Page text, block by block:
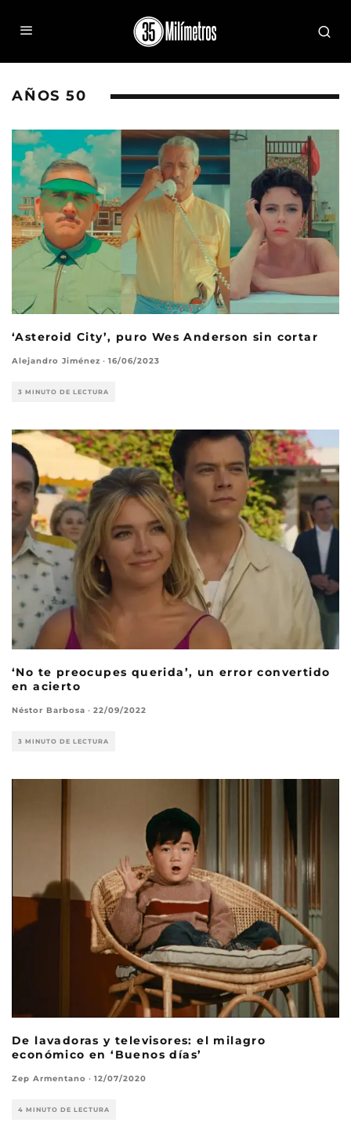
AÑOS 50
‘Asteroid City’, puro Wes Anderson sin cortar
Alejandro Jiménez · 16/06/2023
3 MINUTO DE LECTURA
‘No te preocupes querida’, un error convertido
en acierto
Néstor Barbosa · 22/09/2022
3 MINUTO DE LECTURA
De lavadoras y televisores: el milagro
económico en ‘Buenos días’
Zep Armentano · 12/07/2020
4 MINUTO DE LECTURA